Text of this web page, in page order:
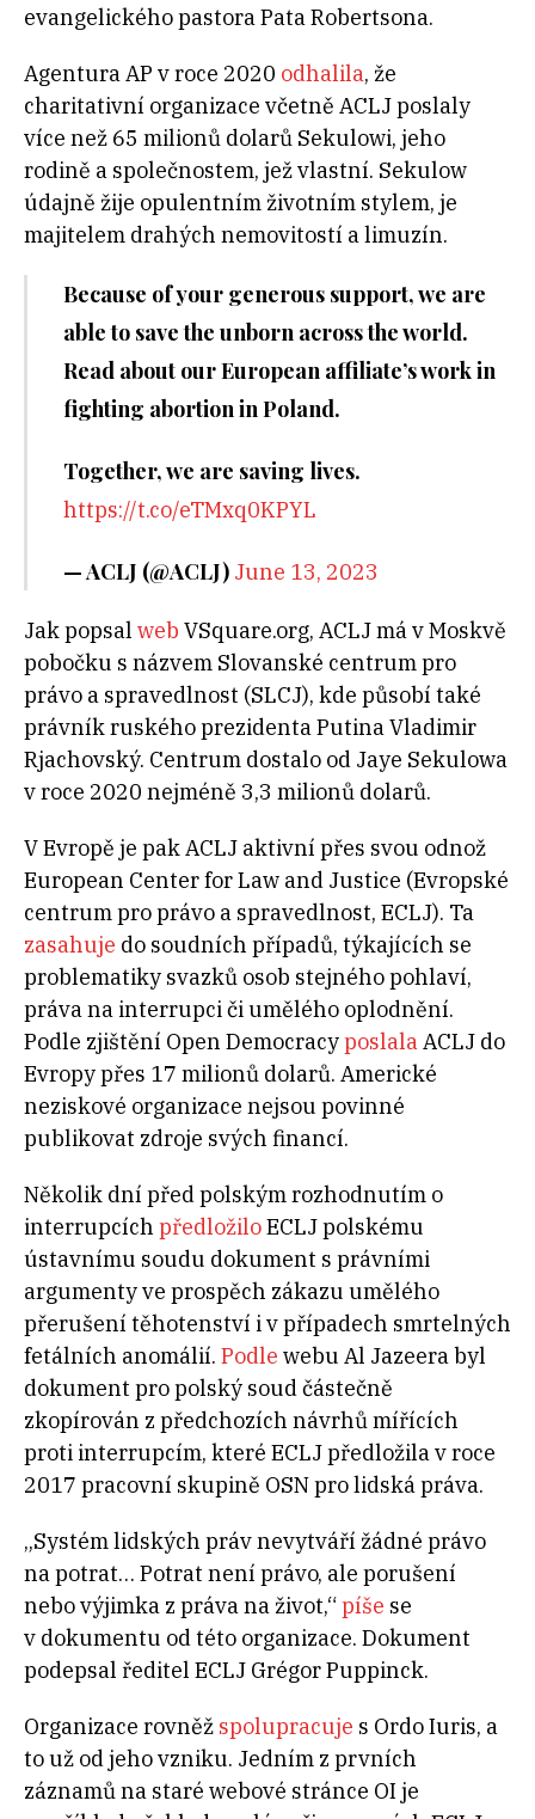
evangelického pastora Pata Robertsona.
Agentura AP v roce 2020 odhalila, že
charitativní organizace včetně ACLJ poslaly
více než 65 milionů dolarů Sekulowi, jeho
rodině a společnostem, jež vlastní. Sekulow
údajně žije opulentním životním stylem, je
majitelem drahých nemovitostí a limuzín.
Because of your generous support, we are
able to save the unborn across the world.
Read about our European affiliate’s work in
fighting abortion in Poland.
Together, we are saving lives.
https://t.co/eTMxq0KPYL
— ACLJ (@ACLJ) June 13, 2023
Jak popsal web VSquare.org, ACLJ má v Moskvě
pobočku s názvem Slovanské centrum pro
právo a spravedlnost (SLCJ), kde působí také
právník ruského prezidenta Putina Vladimir
Rjachovský. Centrum dostalo od Jaye Sekulowa
v roce 2020 nejméně 3,3 milionů dolarů.
V Evropě je pak ACLJ aktivní přes svou odnož
European Center for Law and Justice (Evropské
centrum pro právo a spravedlnost, ECLJ). Ta
zasahuje do soudních případů, týkajících se
problematiky svazků osob stejného pohlaví,
práva na interrupci či umělého oplodnění.
Podle zjištění Open Democracyposlala ACLJ do
Evropy přes 17 milionů dolarů. Americké
neziskové organizace nejsou povinné
publikovat zdroje svých financí.
Několik dní před polským rozhodnutím o
interrupcích předložiloECLJ polskému
ústavnímu soudu dokument s právními
argumenty ve prospěch zákazu umělého
přerušení těhotenství i v případech smrtelných
fetálních anomálií. Podle webu Al Jazeera byl
dokument pro polský soud částečně
zkopírován z předchozích návrhů mířících
proti interrupcím, které ECLJ předložila v roce
2017 pracovní skupině OSN pro lidská práva.
„Systém lidských práv nevytváří žádné právo
na potrat… Potrat není právo, ale porušení
nebo výjimka z práva na život,“píše se
v dokumentu od této organizace. Dokument
podepsal ředitel ECLJ Grégor Puppinck.
Organizace rovněž spolupracuje s Ordo Iuris, a
to už od jeho vzniku. Jedním z prvních
záznamů na staré webové stránce OI je